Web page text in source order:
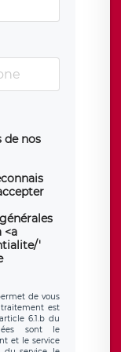
de nos
<a
'
de vous
est
6.1.b du
sont le
et le service